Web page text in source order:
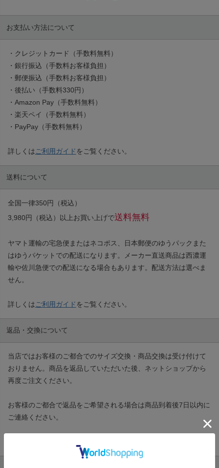
お支払い方法について
・クレジットカード（手数料無料）
・銀行振込（手数料お客様負担）
・郵便振込（手数料お客様負担）
・後払い（手数料330円）
・Amazon Pay（手数料無料）
・楽天ペイ（手数料無料）
・PayPay（手数料無料）
詳しくは ご利用ガイド をご覧ください。
送料について
全国一律350円（税込）
3,980円（税込）以上お買い上げで送料無料
ヤマト運輸の宅急便またはネコポス、日本郵便のゆうパックまた
はゆうパケットでの配送になります。メーカー直送商品は西濃運
輸や佐川急便での配送になる場合もあります。配送方法は選べま
せん。
詳しくは ご利用ガイド をご覧ください。
返品・交換について
当店ではお客様のご都合でのサイズ交換・商品交換は受け付けて
おりません。商品を返品していただいた後、ネットショップから
再度ご注文ください。
お客様のご都合で返品をご希望される場合は商品到着後7日以内に
ご連絡ください。